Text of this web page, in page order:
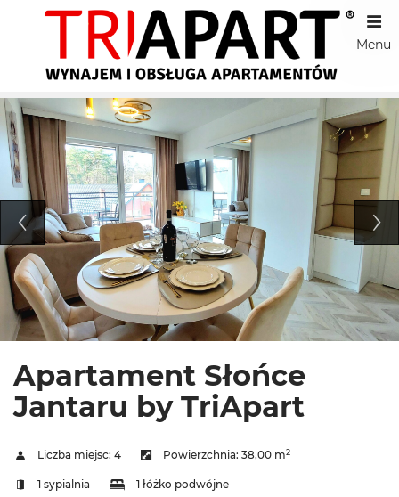
Menu
Apartament Słońce
Jantaru by TriApart
Liczba miejsc: 4 Powierzchnia: 38,00 m2
1 sypialnia 1 łóżko podwójne